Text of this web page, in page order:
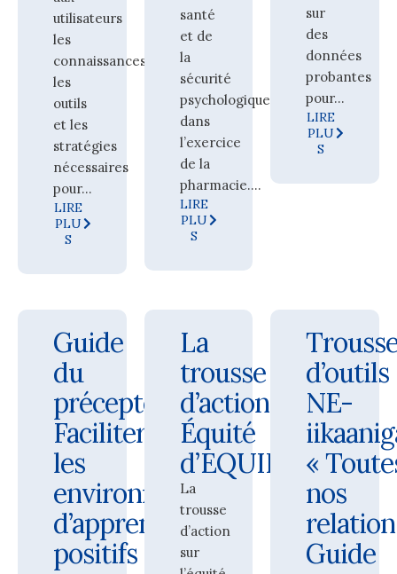
utilisateurs
les
connaissances,
les
outils
et les
stratégies
nécessaires
pour...
LIRE
PLU
S
santé
et de
la
sécurité
psychologiques
dans
l’exercice
de la
pharmacie....
LIRE
PLU
S
sur
des
données
probantes
pour...
LIRE
PLU
S
Guide
du
précepteur :
Faciliter
les
environnements
d’apprentissage
positifs
La
trousse
d’actions
Équité
d’EQUIP
La
trousse
d’action
sur
d’outils
NE-
«
nos
Guide